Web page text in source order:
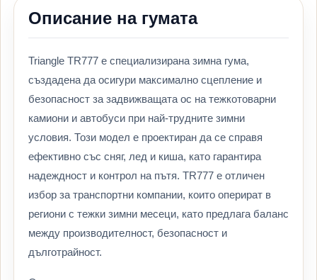
Описание на гумата
Triangle TR777 е специализирана зимна гума,
създадена да осигури максимално сцепление и
безопасност за задвижващата ос на тежкотоварни
камиони и автобуси при най-трудните зимни
условия. Този модел е проектиран да се справя
ефективно със сняг, лед и киша, като гарантира
надеждност и контрол на пътя. TR777 е отличен
избор за транспортни компании, които оперират в
региони с тежки зимни месеци, като предлага баланс
между производителност, безопасност и
дълготрайност.